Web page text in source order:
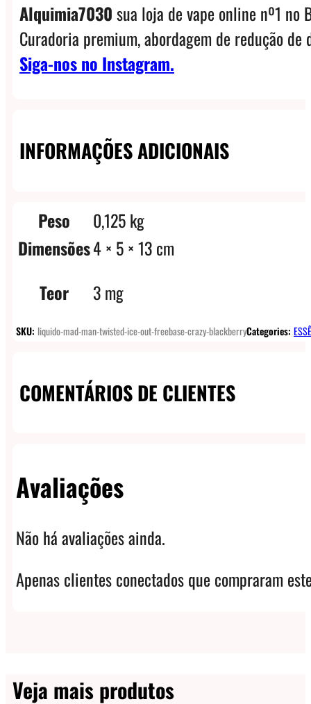
Alquimia7030sua loja de vape online nº1 no
Curadoria premium, abordagem de redução
Siga-nos no Instagram.
INFORMAÇÕES ADICIONAIS
Peso
0,125 kg
Dimensões4 × 5 × 13 cm
Teor
3 mg
SKU: liquido-mad-man-twisted-ice-out-freebase-crazy-blackberryCategories:
COMENTÁRIOS DE CLIENTES
Avaliações
Não há avaliações ainda.
Apenas clientes conectados que compraram
Veja mais produtos